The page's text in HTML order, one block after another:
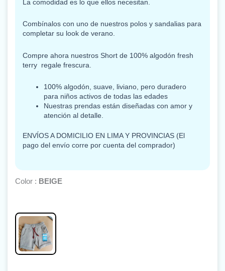
La comodidad es lo que ellos necesitan.
Combínalos con uno de nuestros polos y sandalias para
completar su look de verano.
Compre ahora nuestros Short de 100% algodón fresh
terry regale frescura.
100% algodón, suave, liviano, pero duradero
para niños activos de todas las edades
Nuestras prendas están diseñadas con amor y
atención al detalle.
ENVÍOS A DOMICILIO EN LIMA Y PROVINCIAS (El
pago del envío corre por cuenta del comprador)
Color : BEIGE